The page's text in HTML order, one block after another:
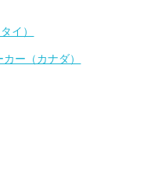
イ）
ー（カナダ）